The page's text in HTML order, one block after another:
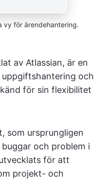
vy för ärendehantering.
av Atlassian, är en
och
för sin flexibilitet
som ursprungligen
och problem i
för att
projekt- och